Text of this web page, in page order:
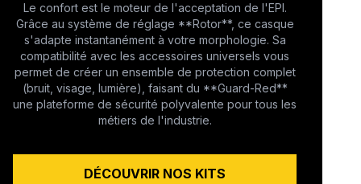
Le confort est le moteur de l'acceptation de l'EPI.
Grâce au système de réglage **Rotor**, ce casque
s'adapte instantanément à votre morphologie. Sa
compatibilité avec les accessoires universels vous
permet de créer un ensemble de protection complet
(bruit, visage, lumière), faisant du **Guard-Red**
une plateforme de sécurité polyvalente pour tous les
métiers de l'industrie.
DÉCOUVRIR NOS KITS